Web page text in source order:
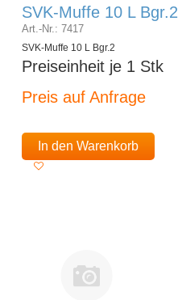
SVK-Muffe 10 L Bgr.2
Art.-Nr.: 7417
SVK-Muffe 10 L Bgr.2
Preiseinheit je 1 Stk
Preis auf Anfrage
In den Warenkorb